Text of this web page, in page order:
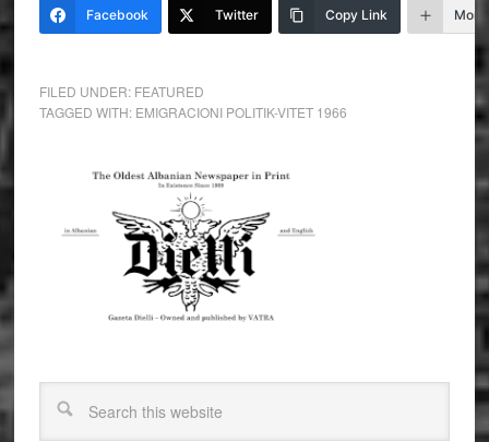
Facebook Twitter Copy Link More
FILED UNDER: FEATURED
TAGGED WITH: EMIGRACIONI POLITIK-VITET 1966